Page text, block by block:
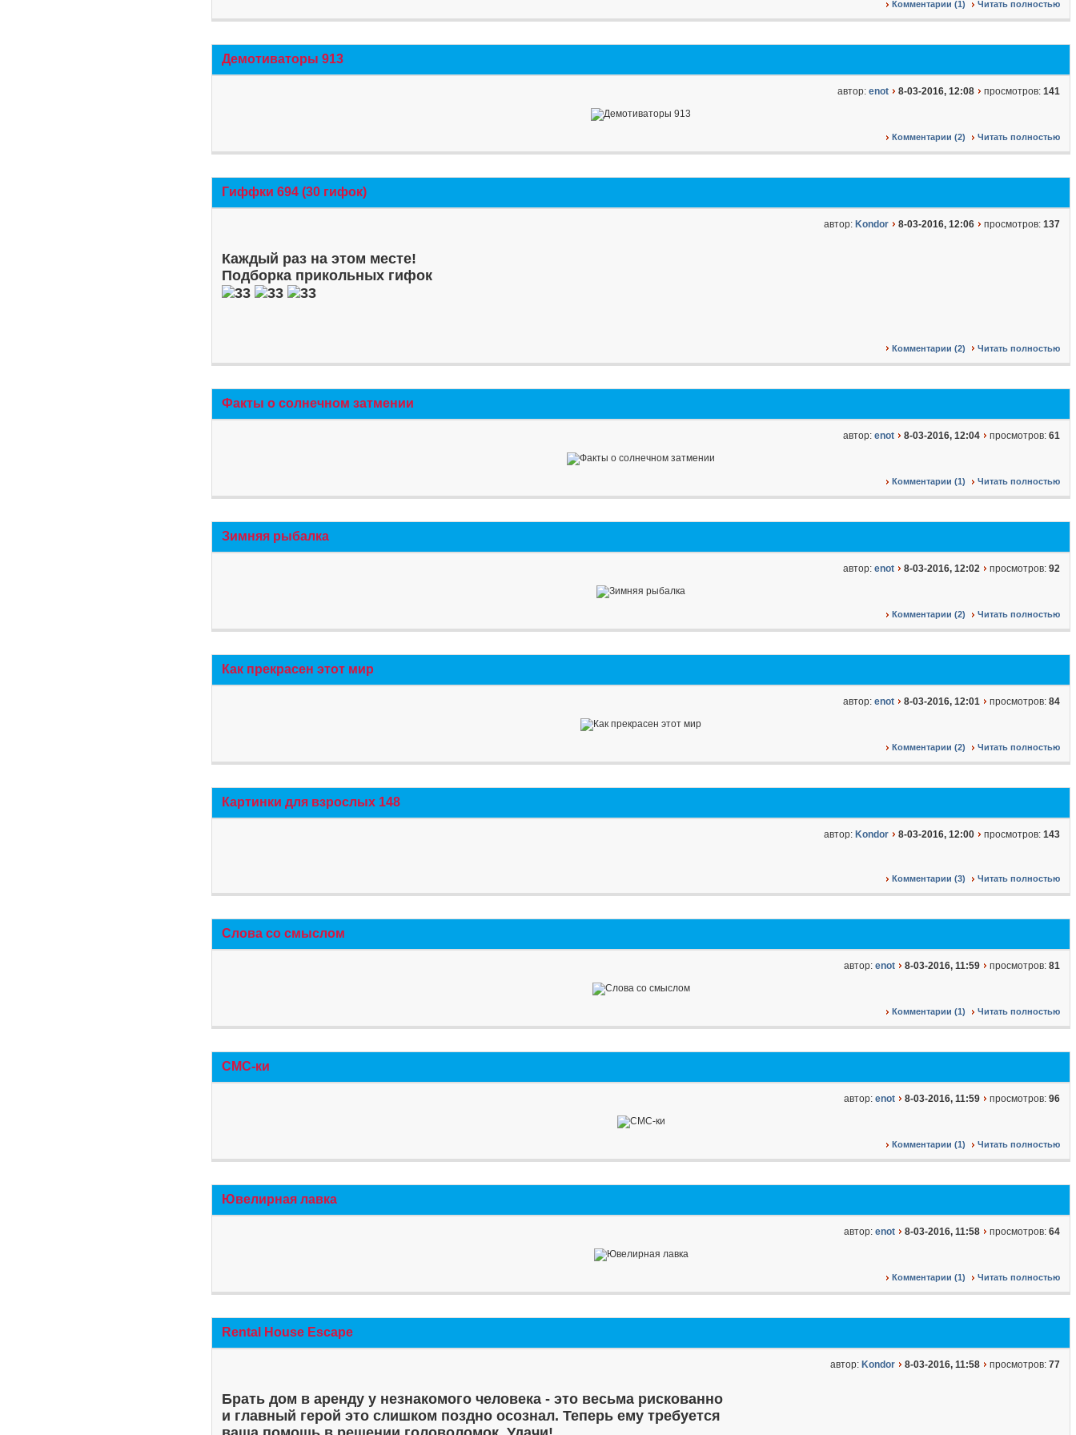
Комментарии (1) Читать полностью
Демотиваторы 913
автор: enot 8-03-2016, 12:08 просмотров: 141
Комментарии (2) Читать полностью
Гиффки 694 (30 гифок)
автор: Kondor 8-03-2016, 12:06 просмотров: 137
Каждый раз на этом месте!
Подборка прикольных гифок
Комментарии (2) Читать полностью
Факты о солнечном затмении
автор: enot 8-03-2016, 12:04 просмотров: 61
Комментарии (1) Читать полностью
Зимняя рыбалка
автор: enot 8-03-2016, 12:02 просмотров: 92
Комментарии (2) Читать полностью
Как прекрасен этот мир
автор: enot 8-03-2016, 12:01 просмотров: 84
Комментарии (2) Читать полностью
Картинки для взрослых 148
автор: Kondor 8-03-2016, 12:00 просмотров: 143
Комментарии (3) Читать полностью
Слова со смыслом
автор: enot 8-03-2016, 11:59 просмотров: 81
Комментарии (1) Читать полностью
СМС-ки
автор: enot 8-03-2016, 11:59 просмотров: 96
Комментарии (1) Читать полностью
Ювелирная лавка
автор: enot 8-03-2016, 11:58 просмотров: 64
Комментарии (1) Читать полностью
Rental House Escape
автор: Kondor 8-03-2016, 11:58 просмотров: 77
Брать дом в аренду у незнакомого человека - это весьма рискованно
и главный герой это слишком поздно осознал. Теперь ему требуется